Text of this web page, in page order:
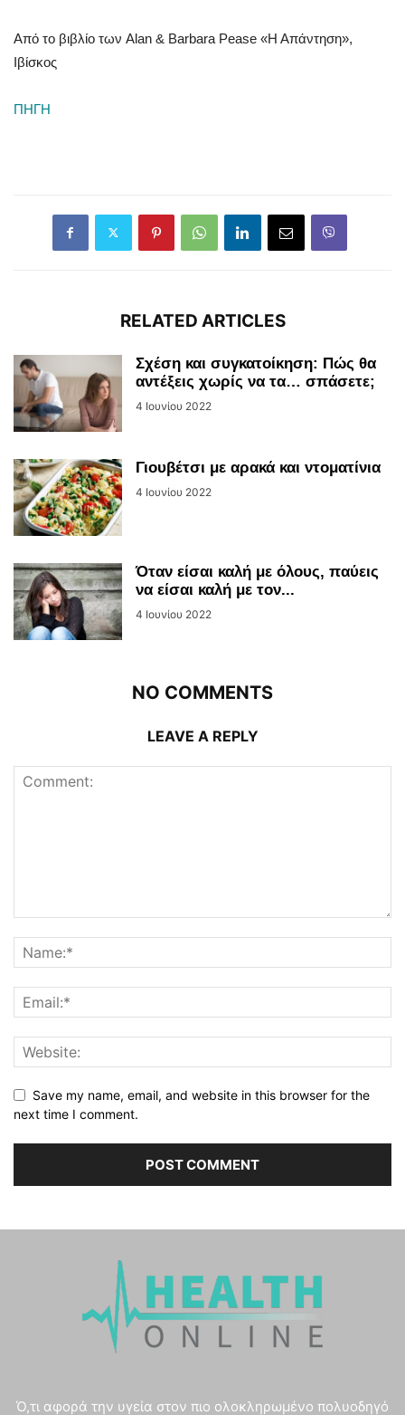
Από το βιβλίο των Alan & Barbara Pease «Η Απάντηση»,
Ιβίσκος
ΠΗΓΗ
RELATED ARTICLES
Σχέση και συγκατοίκηση: Πώς θα
αντέξεις χωρίς να τα… σπάσετε;
4 Ιουνίου 2022
Γιουβέτσι με αρακά και ντοματίνια
4 Ιουνίου 2022
Όταν είσαι καλή με όλους, παύεις
να είσαι καλή με τον...
4 Ιουνίου 2022
NO COMMENTS
LEAVE A REPLY
Save my name, email, and website in this browser for the
next time I comment.
Ό,τι αφορά την υγεία στον πιο ολοκληρωμένο πολυοδηγό